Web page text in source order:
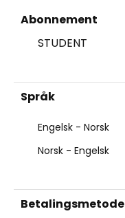
Abonnement
STUDENT
Språk
Engelsk - Norsk
Norsk - Engelsk
Betalingsmetode